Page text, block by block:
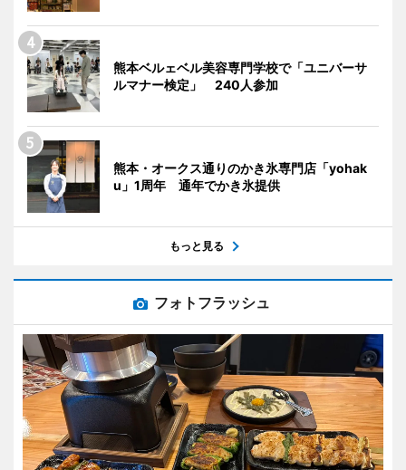
熊本ベルェベル美容専門学校で「ユニバーサ
ルマナー検定」 240人参加
熊本・オークス通りのかき氷専門店「yohak
u」1周年 通年でかき氷提供
もっと見る
フォトフラッシュ